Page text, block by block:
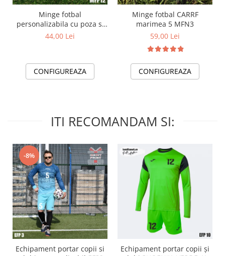
Minge fotbal
personalizabila cu poza si
text MFN12
44,00 Lei
CONFIGUREAZA
Minge fotbal CARRF
marimea 5 MFN3
59,00 Lei
CONFIGUREAZA
ITI RECOMANDAM SI:
-8%
Echipament portar copii si
Echipament portar copii și